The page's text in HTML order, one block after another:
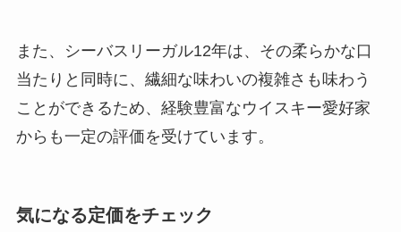
また、シーバスリーガル12年は、その柔らかな口
当たりと同時に、繊細な味わいの複雑さも味わう
ことができるため、経験豊富なウイスキー愛好家
からも一定の評価を受けています。
気になる定価をチェック